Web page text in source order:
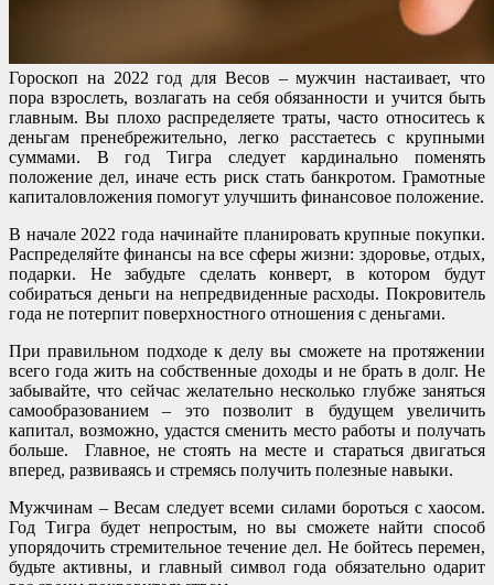
Гороскоп на 2022 год для Весов – мужчин настаивает, что
пора взрослеть, возлагать на себя обязанности и учится быть
главным. Вы плохо распределяете траты, часто относитесь к
деньгам пренебрежительно, легко расстаетесь с крупными
суммами. В год Тигра следует кардинально поменять
положение дел, иначе есть риск стать банкротом. Грамотные
капиталовложения помогут улучшить финансовое положение.
В начале 2022 года начинайте планировать крупные покупки.
Распределяйте финансы на все сферы жизни: здоровье, отдых,
подарки. Не забудьте сделать конверт, в котором будут
собираться деньги на непредвиденные расходы. Покровитель
года не потерпит поверхностного отношения с деньгами.
При правильном подходе к делу вы сможете на протяжении
всего года жить на собственные доходы и не брать в долг. Не
забывайте, что сейчас желательно несколько глубже заняться
самообразованием – это позволит в будущем увеличить
капитал, возможно, удастся сменить место работы и получать
больше. Главное, не стоять на месте и стараться двигаться
вперед, развиваясь и стремясь получить полезные навыки.
Мужчинам – Весам следует всеми силами бороться с хаосом.
Год Тигра будет непростым, но вы сможете найти способ
упорядочить стремительное течение дел. Не бойтесь перемен,
будьте активны, и главный символ года обязательно одарит